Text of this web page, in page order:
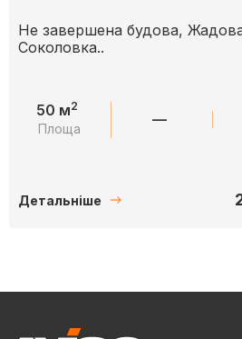
Не завершена будова,
Соколовка..
50 м2
Площа —
Детальніше